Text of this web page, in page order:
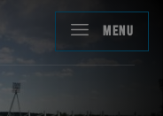
MENU